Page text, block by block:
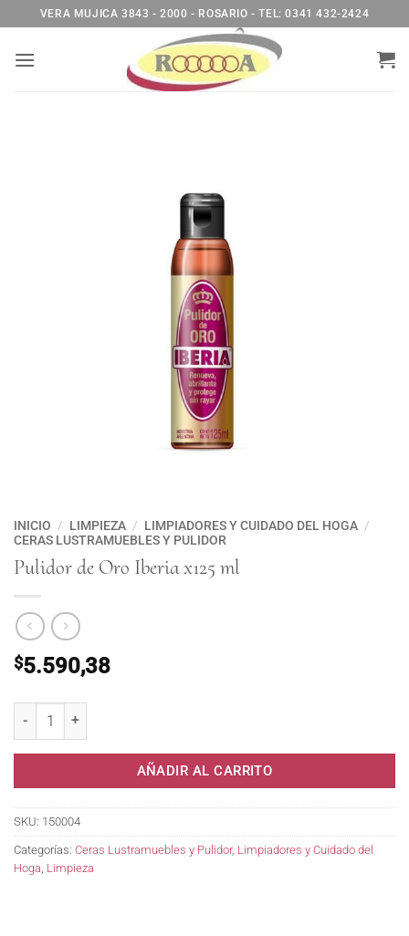
al
contenido
VERA MUJICA 3843 - 2000 - ROSARIO - TEL: 0341 432-2424
INICIO / LIMPIEZA / LIMPIADORES Y CUIDADO DEL HOGA /
CERAS LUSTRAMUEBLES Y PULIDOR
Pulidor de Oro Iberia x125 ml
$5.590,38
AÑADIR AL CARRITO
SKU: 150004
Categorías: Ceras Lustramuebles y Pulidor, Limpiadores y Cuidado del
Hoga, Limpieza